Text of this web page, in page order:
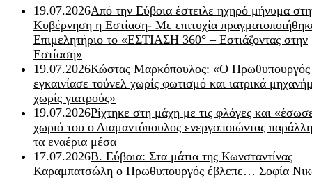
19.07.2026Από την Εύβοια έστειλε ηχηρό μήνυμα
Κυβέρνηση η Εστίαση- Με επιτυχία
Επιμελητήριο το «ΕΣΤΙΑΣΗ 360° – Εστιάζοντας στην
Εστίαση»
19.07.2026Κώστας Μαρκόπουλος: «Ο Πρωθυπουργός
εγκαινίασε τούνελ χωρίς φωτισμό και ιατρικά
χωρίς γιατρούς»
19.07.2026Ρίχτηκε στη μάχη με τις φλόγες και
χωριό του ο Διαμαντόπουλος ενεργοποιώντας
τα εναέρια μέσα
17.07.2026Β. Εύβοια: Στα μάτια της Κωνσταντίνας
Καραμπατσώλη ο Πρωθυπουργός έβλεπε… Σοφία